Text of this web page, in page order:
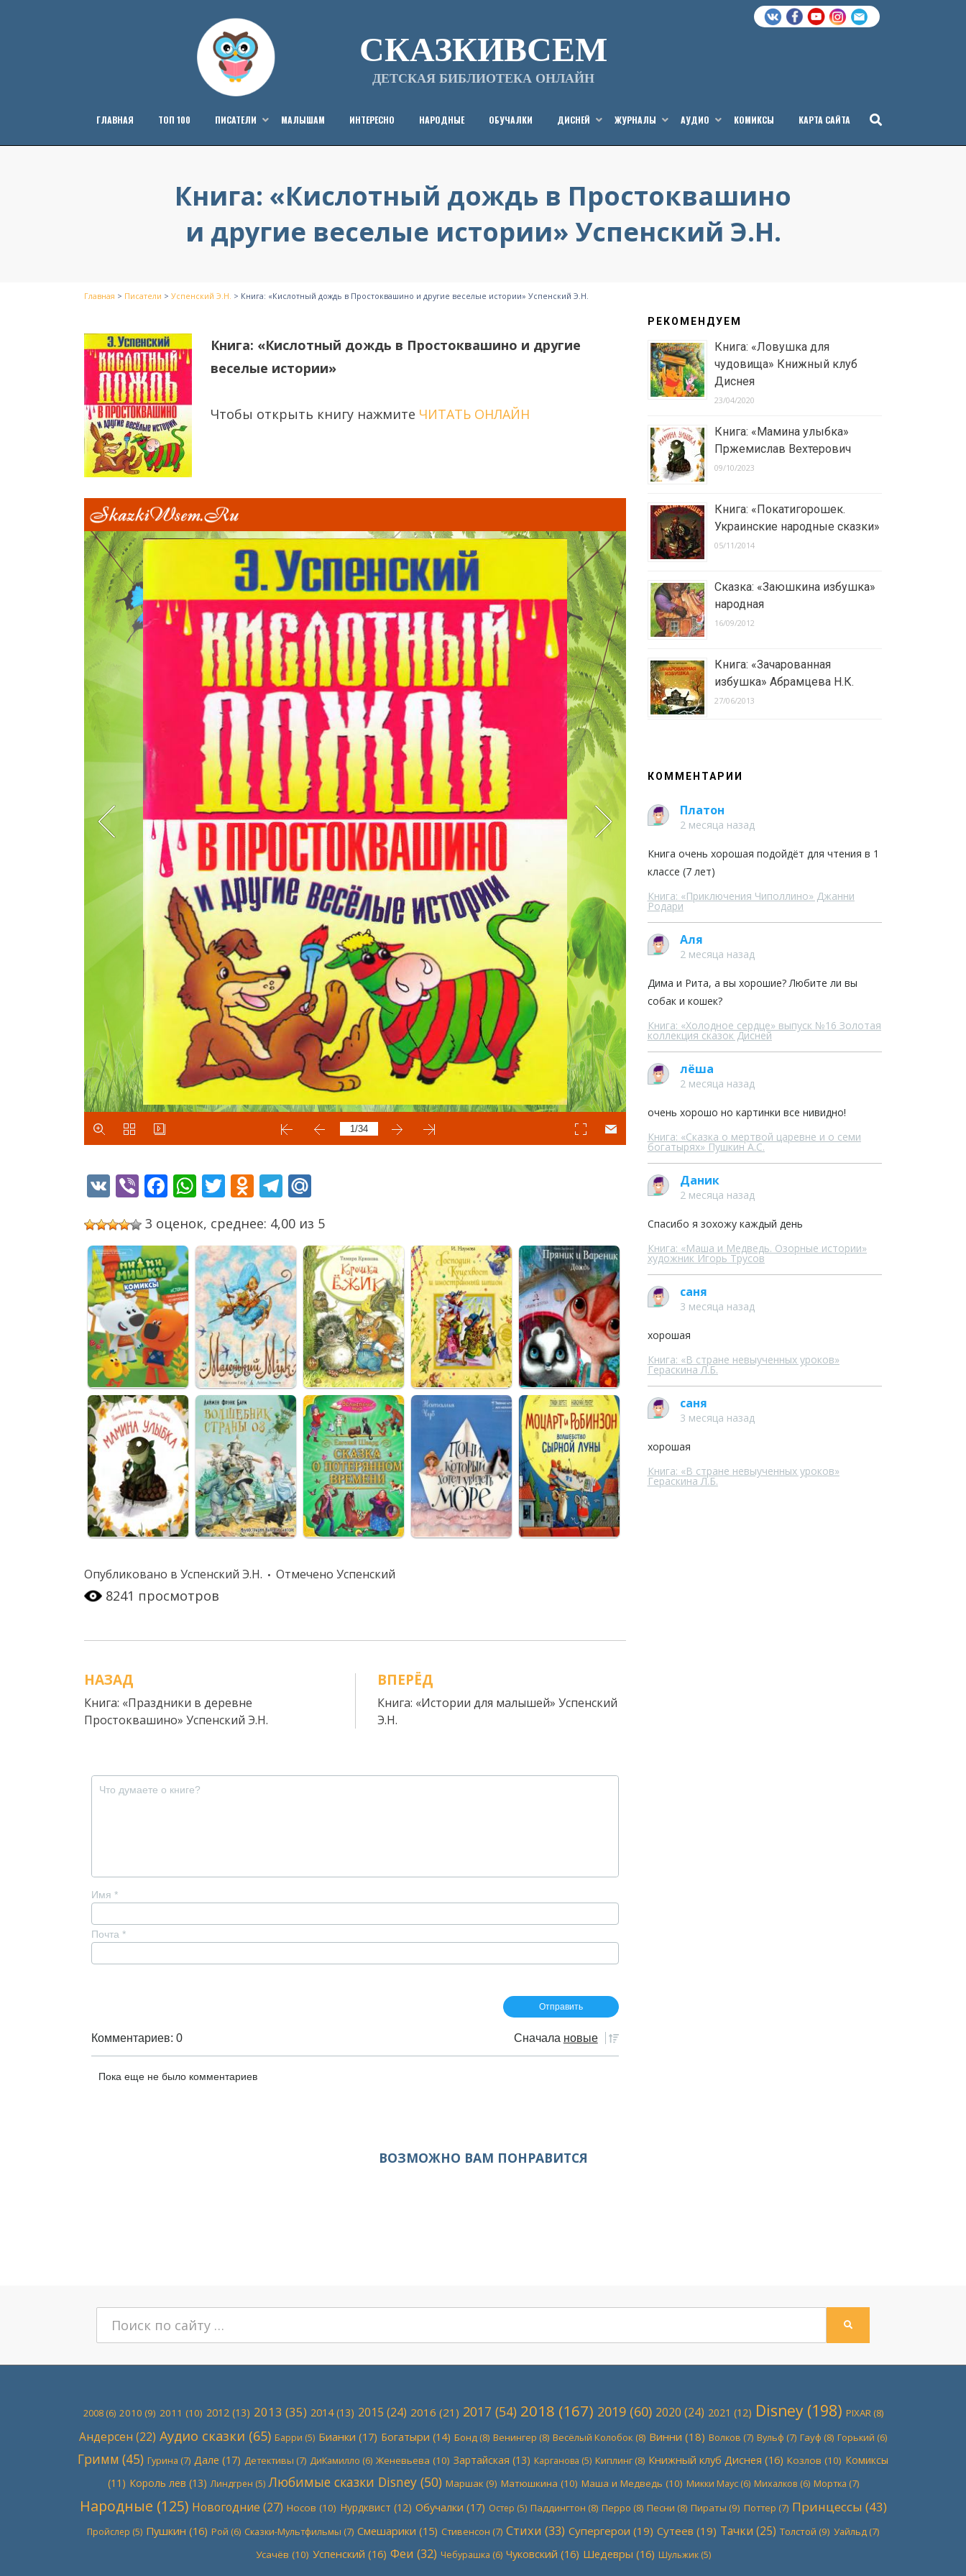
СКАЗКИВСЕМ
ДЕТСКАЯ БИБЛИОТЕКА ОНЛАЙН
ГЛАВНАЯ ТОП 100 ПИСАТЕЛИ МАЛЫШАМ ИНТЕРЕСНО НАРОДНЫЕ ОБУЧАЛКИ ДИСНЕЙ ЖУРНАЛЫ АУДИО КОМИКСЫ КАРТА САЙТА
Книга: «Кислотный дождь в Простоквашино
и другие веселые истории» Успенский Э.Н.
Главная > Писатели > Успенский Э.Н. > Книга: «Кислотный дождь в Простоквашино и другие веселые истории» Успенский Э.Н.
Книга: «Кислотный дождь в Простоквашино и другие
веселые истории»
Чтобы открыть книгу нажмите ЧИТАТЬ ОНЛАЙН
VK ViberFacebook
WhatsApp
Twitter
Odnoklassniki
Telegram
3 оценок, среднее: 4,00 из 5
Опубликовано в Успенский Э.Н. Отмечено Успенский
8241 просмотров
Навигация
по
НАЗАД
Книга: «Праздники в деревне
Простоквашино» Успенский Э.Н.
ВПЕРЁД
Книга: «Истории для малышей» Успенский
Э.Н.
Имя *
Почта *
Комментариев: 0 Сначала новые
Пока еще не было комментариев
РЕКОМЕНДУЕМ
Книга: «Ловушка для
чудовища» Книжный клуб
Диснея
23/04/2020
Книга: «Мамина улыбка»
Пржемислав Вехтерович
09/10/2023
Книга: «Покатигорошек.
Украинские народные сказки»
05/11/2014
Сказка: «Заюшкина избушка»
народная
16/09/2012
Книга: «Зачарованная
избушка» Абрамцева Н.К.
27/06/2013
КОММЕНТАРИИ
Платон
2 месяца назад
Книга очень хорошая подойдёт для чтения в 1
классе (7 лет)
Книга: «Приключения Чиполлино» Джанни
Родари
Аля
2 месяца назад
Дима и Рита, а вы хорошие? Любите ли вы
собак и кошек?
Книга: «Холодное сердце» выпуск №16 Золотая
коллекция сказок Дисней
лёша
2 месяца назад
очень хорошо но картинки все нивидно!
Книга: «Сказка о мертвой царевне и о семи
богатырях» Пушкин А.С.
Даник
2 месяца назад
Спасибо я зохожу каждый день
Книга: «Маша и Медведь. Озорные истории»
художник Игорь Трусов
саня
3 месяца назад
хорошая
Книга: «В стране невыученных уроков»
Гераскина Л.Б.
саня
3 месяца назад
хорошая
Книга: «В стране невыученных уроков»
Гераскина Л.Б.
ВОЗМОЖНО ВАМ ПОНРАВИТСЯ
Поиск: ПОИСК
2008(6) 2010 (9) 2011 (10) 2012 (13) 2013 (35) 2014(13) 2015 (24) 2016 (21) 2017 (54) 2018 (167) 2019(60) 2020 (24) 2021 (12) Disney(198) PIXAR(8)
Андерсен (22) Аудио сказки (65) Барри (5) Бианки (17) Богатыри (14) Бонд (8) Венингер (8) Весёлый Колобок (8) Винни (18) Волков (7) Вульф (7) Гауф (8) Горький (6)
Гримм (45) Гурина (7) Дале (17) Детективы (7) ДиКамилло (6) Женевьева (10) Зартайская (13) Карганова (5) Киплинг (8) Книжный клуб Диснея (16) Козлов (10) Комиксы
(11) Король лев (13) Линдгрен (5) Любимые сказки Disney(50) Маршак (9) Матюшкина (10) Маша и Медведь (10) Микки Маус(6) Михалков (6) Мортка (7)
Народные (125) Новогодние (27) Носов (10) Нурдквист (12) Обучалки (17) Остер (5) Паддингтон (8) Перро (8) Песни (8) Пираты (9) Поттер (7) Принцессы (43)
Пройслер (5) Пушкин (16) Рой (6) Сказки-Мультфильмы (7) Смешарики (15) Стивенсон (7) Стихи (33) Супергерои (19) Сутеев (19) Тачки (25) Толстой (9) Уайльд (7)
Усачёв (10) Успенский (16) Феи (32) Чебурашка (6) Чуковский (16) Шедевры (16) Шульжик(5)